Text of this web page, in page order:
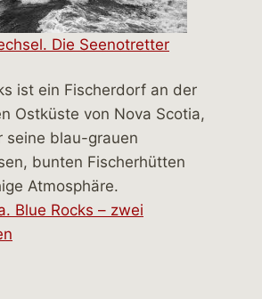
Die Seenotretter
Blue Rocks – zwei